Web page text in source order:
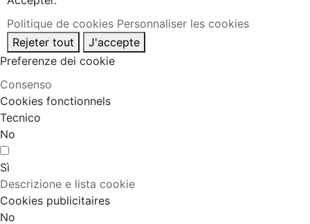
Politique de cookies Personnaliser les cookies
Rejeter tout
J'accepte
Preferenze dei cookie
Consenso
Cookies fonctionnels
Tecnico
No
Sì
Descrizione e lista cookie
Cookies publicitaires
No